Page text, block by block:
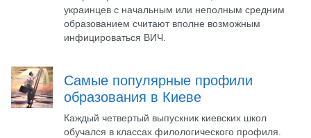
украинцев с начальным или неполным средним
образованием считают вполне возможным
инфицироваться ВИЧ.
Самые популярные профили
образования в Киеве
Каждый четвертый выпускник киевских школ
обучался в классах филологического профиля.